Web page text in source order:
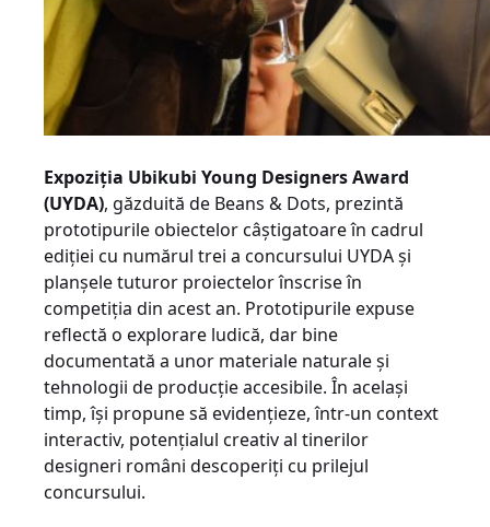
Expoziția Ubikubi Young Designers Award
(UYDA), găzduită de Beans & Dots, prezintă
prototipurile obiectelor câștigatoare în cadrul
ediției cu numărul trei a concursului UYDA și
planșele tuturor proiectelor înscrise în
competiția din acest an. Prototipurile expuse
reflectă o explorare ludică, dar bine
documentată a unor materiale naturale și
tehnologii de producție accesibile. În același
timp, își propune să evidențieze, într-un context
interactiv, potențialul creativ al tinerilor
designeri români descoperiți cu prilejul
concursului.